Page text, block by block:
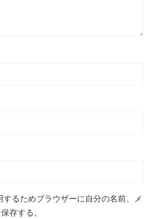
するためブラウザーに自分の名前、メ
存する。